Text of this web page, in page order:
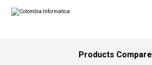
Products Compare